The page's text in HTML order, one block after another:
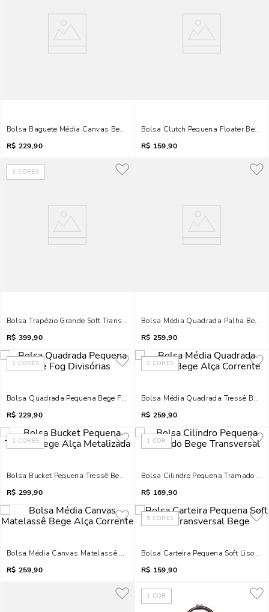
Bolsa Baguete Média Canvas Bege Areia
R$ 229,90
Bolsa Clutch Pequena Floater Bege
R$ 159,90
3 CORES
Bolsa Trapézio Grande Soft Transversal Bege Fog
R$ 399,90
Bolsa Média Quadrada Palha Bege
R$ 259,90
2 CORES
Bolsa Quadrada Pequena Bege Fog Divisórias
R$ 229,90
2 CORES
Bolsa Média Quadrada Tressê Bege
R$ 259,90
2 CORES
Bolsa Bucket Pequena Tressê Bege Alça Metalizada
R$ 299,90
1 COR
Bolsa Cilindro Pequena Tramado
R$ 169,90
Bolsa Média Canvas Matelassê Bege Alça Corrente
R$ 259,90
5 CORES
Bolsa Carteira Pequena Soft Liso
R$ 159,90
1 COR